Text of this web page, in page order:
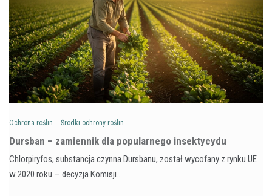
Ochrona roślin Środki ochrony roślin
Dursban – zamiennik dla popularnego insektycydu
Chlorpiryfos, substancja czynna Dursbanu, został wycofany z rynku UE
w 2020 roku — decyzja Komisji…